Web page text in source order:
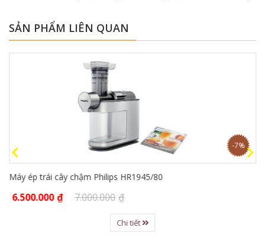
SẢN PHẨM LIÊN QUAN
-7%
Máy ép trái cây chậm Philips HR1945/80
6.500.000 ₫ 7.000.000 ₫
Chi tiết